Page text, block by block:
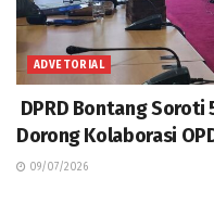
ADVETORIAL
DPRD Bontang Soroti
Dorong Kolaborasi
09/07/2026